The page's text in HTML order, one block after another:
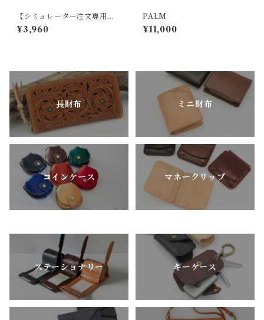
【シミュレーター注文専用】
本革ナンバープレートキーホ
ルダー
¥3,960
PALM
¥11,000
長財布 ミニ財布
コインケース マネークリップ
ステーショナリー キーケース